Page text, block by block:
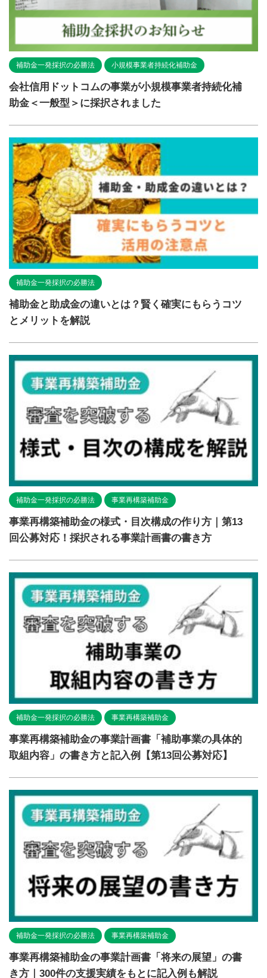
補助金一発採択の必勝法 小規模事業者持続化補助金
会社信用ドットコムの事業が小規模事業者持続化補
助金＜一般型＞に採択されました
補助金一発採択の必勝法
補助金と助成金の違いとは？賢く確実にもらうコツ
とメリットを解説
補助金一発採択の必勝法 事業再構築補助金
事業再構築補助金の様式・目次構成の作り方｜第13
回公募対応！採択される事業計画書の書き方
補助金一発採択の必勝法 事業再構築補助金
事業再構築補助金の事業計画書「補助事業の具体的
取組内容」の書き方と記入例【第13回公募対応】
補助金一発採択の必勝法 事業再構築補助金
事業再構築補助金の事業計画書「将来の展望」の書
き方｜300件の支援実績をもとに記入例も解説